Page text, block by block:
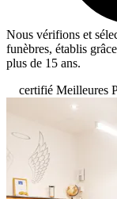
Nous vérifions et
funèbres, établis
plus de 15 ans.
certifié Meilleures